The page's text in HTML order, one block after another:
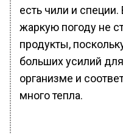
есть чили и специи.
жаркую погоду не
продукты,
больших усилий
организме и
много тепла.